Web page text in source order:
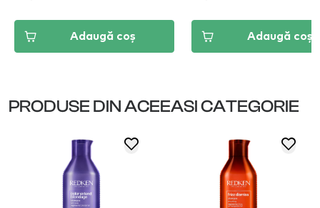
Adaugă coș Adaugă coș
PRODUSE DIN ACEEASI CATEGORIE